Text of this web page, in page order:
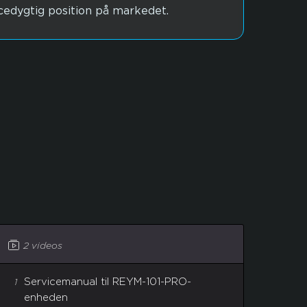
position på markedet.
2 videos
1
Servicemanual til REYM-101-PRO-
enheden